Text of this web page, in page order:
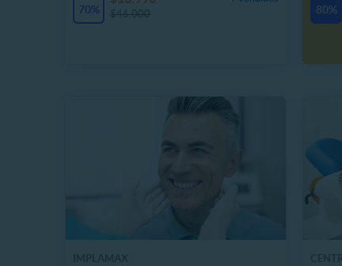
70% 80%